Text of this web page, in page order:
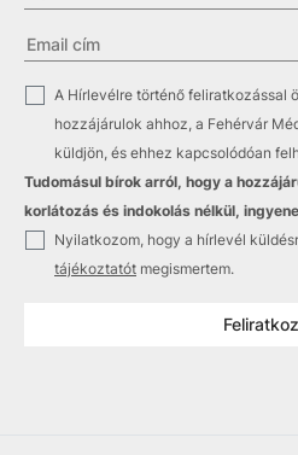
A Hírlevélre történő feliratkozással
hozzájárulok ahhoz, a Fehérvár
küldjön, és ehhez kapcsolódóan
Tudomásul bírok arról, hogy a
korlátozás és indokolás nélkül,
Nyilatkozom, hogy a hírlevél
tájékoztatót megismertem.